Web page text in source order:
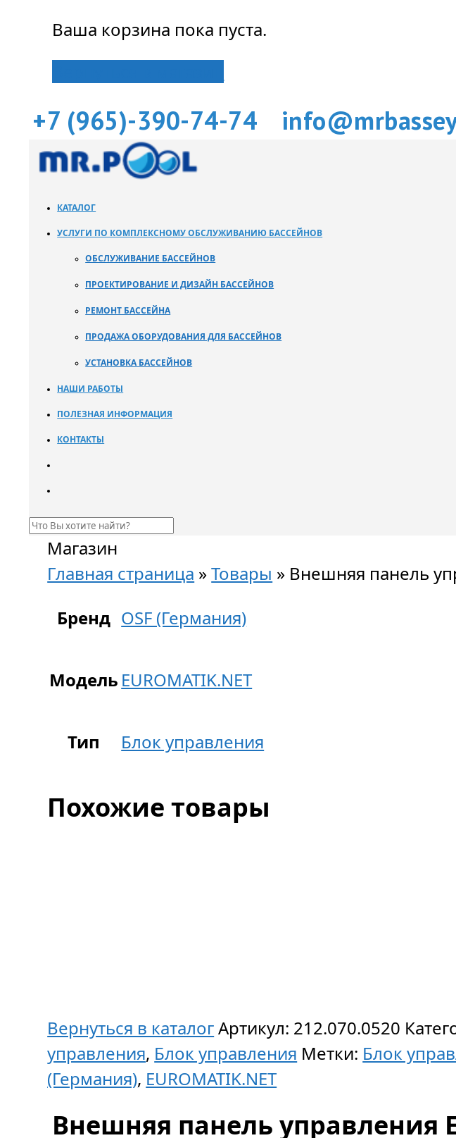
Ваша корзина пока пуста.
+7 (965)-390-74-74
КАТАЛОГ
УСЛУГИ ПО КОМПЛЕКСНОМУ ОБСЛУЖИВАНИЮ БАССЕЙНОВ
ОБСЛУЖИВАНИЕ БАССЕЙНОВ
ПРОЕКТИРОВАНИЕ И ДИЗАЙН БАССЕЙНОВ
РЕМОНТ БАССЕЙНА
ПРОДАЖА ОБОРУДОВАНИЯ ДЛЯ БАССЕЙНОВ
УСТАНОВКА БАССЕЙНОВ
НАШИ РАБОТЫ
ПОЛЕЗНАЯ ИНФОРМАЦИЯ
КОНТАКТЫ
Магазин
Главная страница »Товары » Внешняя панель
Вернуться в каталогАртикул: 212.070.0520
управления, Блок управления Метки: Блок
(Германия), EUROMATIK.NET
Внешняя панель управления
Бренд OSF (Германия)
Модель EUROMATIK.NET
Тип Блок управления
Похожие товары